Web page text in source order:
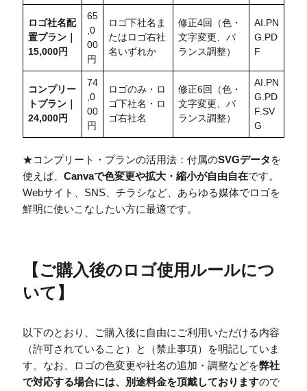
ロゴ社名配
置プラン｜
15,000円
65
,0
00
円
ロゴ下社名ま
たはロゴ右社
名いずれか
修正4回（色・
文字変更、バ
ランス調整）
AI.PN
G.PD
F
コンプリー
トプラン｜
24,000円
74
,0
00
円
ロゴのみ・ロ
ゴ下社名・ロ
ゴ右社名
修正6回（色・
文字変更、バ
ランス調整）
AI.PN
G.PD
F.SV
G
★コンプリート・プランの活用法：付属のSVGデータ を
使えば、 Canvaで色変更や拡大・縮小が自由自在です。
Webサイト、SNS、チラシなど、あらゆる媒体でロゴを
鮮明に使いこなしたい方に最適です。
【ご購入後のロゴ使用ルールにつ
いて 】
以下のとおり、ご購入後に自由にご利用いただける内容
（許可されていること）と（禁止事項）を明記していま
す。なお、ロゴの色変更や社名の追加・調整などを弊社
で対応する場合には、別途料金を頂戴しておりますので